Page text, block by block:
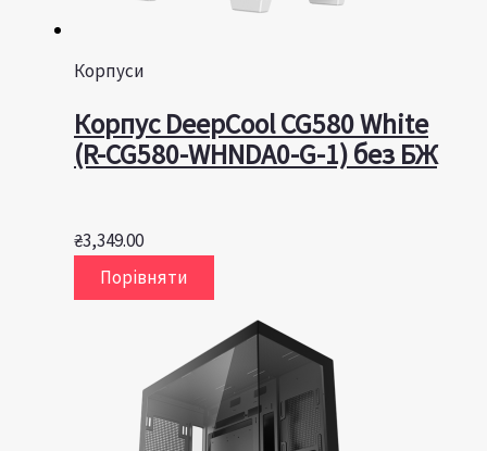
Корпуси
Корпус DeepCool CG580 White
(R-CG580-WHNDA0-G-1) без БЖ
₴3,349.00
Порівняти